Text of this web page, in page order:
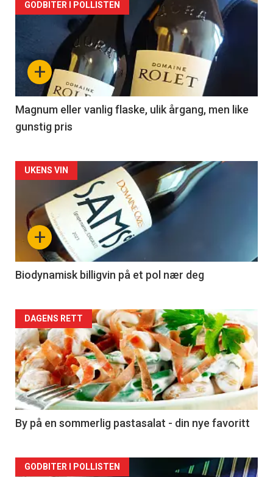
Forsiden
akkurat
nå
3
+
GODBITER I POLLISTEN
Magnum eller vanlig flaske, ulik årgang, men like
gunstig pris
Forsiden
akkurat
nå
4
+
UKENS VIN
Biodynamisk billigvin på et pol nær deg
Forsiden
akkurat
nå
-
5
DAGENS RETT
By på en sommerlig pastasalat - din nye favoritt
Forsiden
GODBITER I POLLISTEN